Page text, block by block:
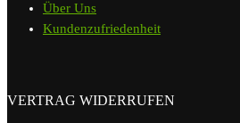
Über Uns
Kundenzufriedenheit
VERTRAG WIDERRUFEN